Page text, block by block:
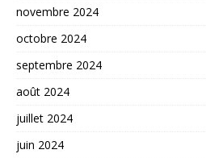
novembre 2024
octobre 2024
septembre 2024
août 2024
juillet 2024
juin 2024